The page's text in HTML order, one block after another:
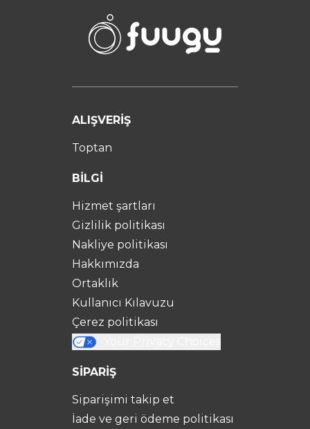
ALIŞVERİŞ
Toptan
BİLGİ
Hizmet şartları
Gizlilik politikası
Nakliye politikası
Hakkımızda
Ortaklık
Kullanıcı Kılavuzu
Çerez politikası
SİPARİŞ
Siparişimi takip et
İade ve geri ödeme politikası